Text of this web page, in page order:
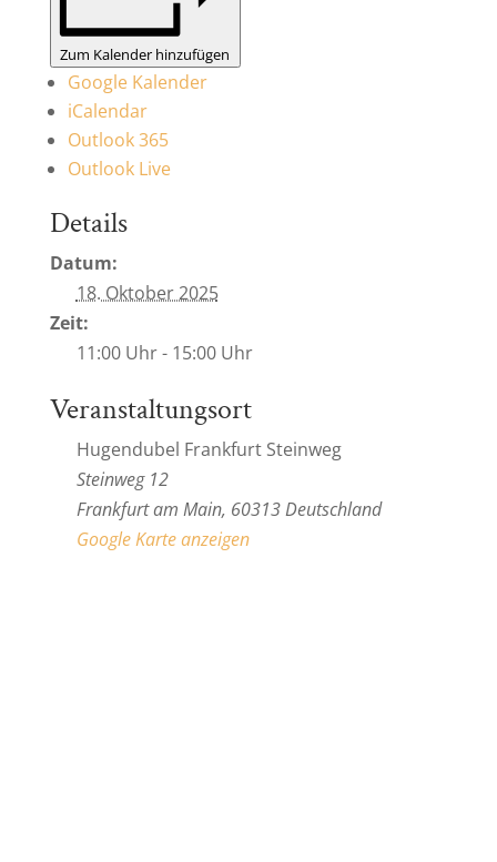
Zum Kalender hinzufügen
Google Kalender
iCalendar
Outlook 365
Outlook Live
Details
Datum:
18. Oktober 2025
Zeit:
11:00 Uhr - 15:00 Uhr
Veranstaltungsort
Hugendubel Frankfurt Steinweg
Steinweg 12
Frankfurt am Main, 60313Deutschland
Google Karte anzeigen